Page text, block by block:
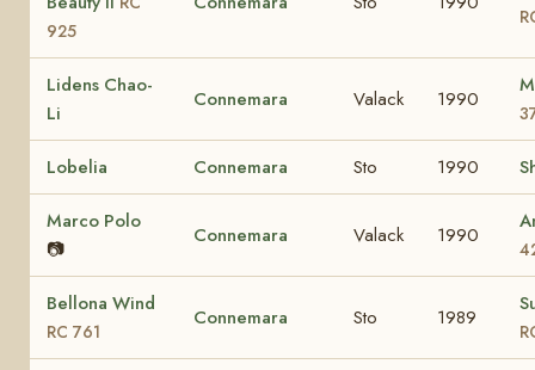
925
Lidens Chao-
Li
Connemara Valack 1990
Lobelia Connemara Sto 1990
Marco Polo
📷
Connemara Valack 1990
Bellona Wind
RC 761
Connemara Sto 1989